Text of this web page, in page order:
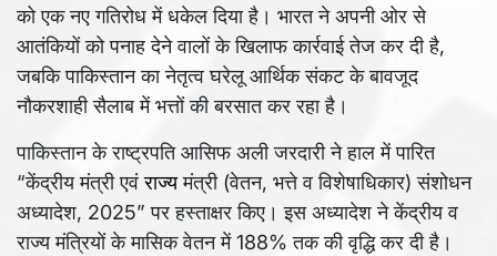
को एक नए गतिरोध में धकेल दिया है। भारत ने अपनी ओर से
आतंकियों को पनाह देने वालों के खिलाफ कार्रवाई तेज कर दी है,
जबकि पाकिस्तान का नेतृत्व घरेलू आर्थिक संकट के बावजूद
नौकरशाही सैलाब में भत्तों की बरसात कर रहा है।
पाकिस्तान के राष्ट्रपति आसिफ अली जरदारी ने हाल में पारित
“केंद्रीय मंत्री एवंराज्यमंत्री (वेतन, भत्ते व विशेषाधिकार) संशोधन
अध्यादेश, 2025” पर हस्ताक्षर किए। इस अध्यादेश ने केंद्रीय व
राज्य मंत्रियों के मासिक वेतन में 188% तक की वृद्धि कर दी है।